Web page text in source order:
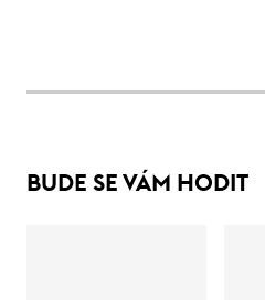
BUDE SE VÁM HODIT